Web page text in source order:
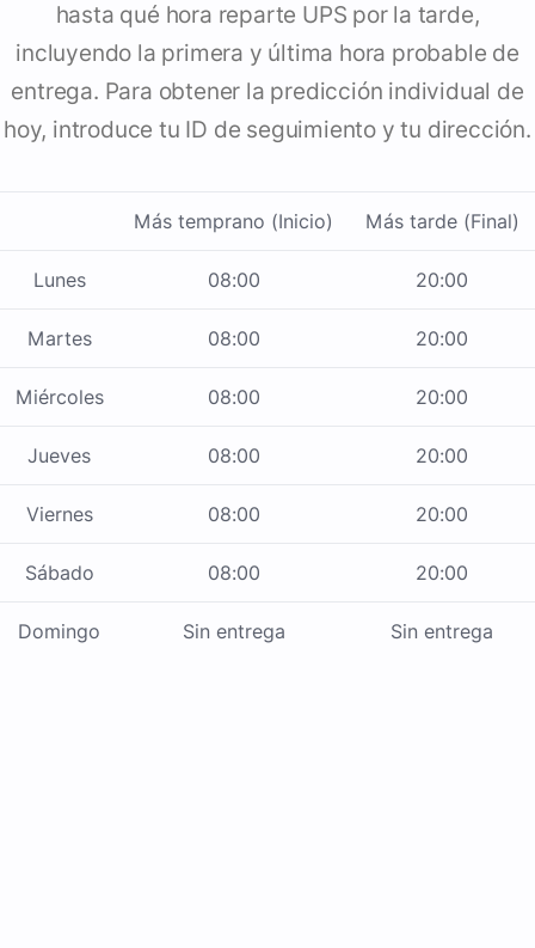
hasta qué hora reparte UPS por la tarde,
incluyendo la primera y última hora probable de
entrega. Para obtener la predicción individual de
hoy, introduce tu ID de seguimiento y tu dirección.
Más temprano (Inicio) Más tarde (Final)
Lunes 08:00 20:00
Martes 08:00 20:00
Miércoles 08:00 20:00
Jueves 08:00 20:00
Viernes 08:00 20:00
Sábado 08:00 20:00
Domingo Sin entrega Sin entrega